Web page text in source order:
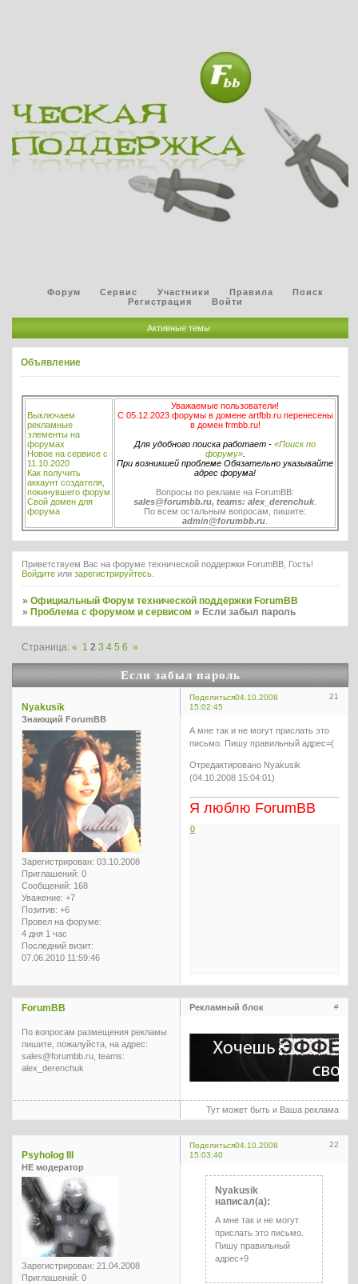
Форум Сервис Участники Правила
Поиск
Регистрация
Войти
Активные темы
Объявление
Выключаем
рекламные
элементы на
форумах
Новое на сервисе с
11.10.2020
Как получить
аккаунт создателя,
покинувшего форум
Свой домен для
форума
Уважаемые пользователи!
С 05.12.2023 форумы в домене artfbb.ru перенесены
в домен frmbb.ru!
Для удобного поиска работает - «Поиск по
форуму».
При возникшей проблеме Обязательно указывайте
адрес форума!
Вопросы по рекламе на ForumBB:
sales@forumbb.ru, teams: alex_derenchuk
По всем остальным вопросам, пишите:
admin@forumbb.ru
Приветствуем Вас на форуме технической поддержки ForumBB, Гость!
Войдите или зарегистрируйтесь
»Официальный Форум технической поддержки ForumBB
»Проблема с форумом и сервисом »Если забыл пароль
Если забыл пароль
Страница:« 1 2 3 4 5 6 »
Поделиться 21
04.10.2008
15:02:45
Nyakusik
Знающий ForumBB
Зарегистрирован: 03.10.2008
Приглашений: 0
Сообщений: 168
Уважение: +7
Позитив: +6
Провел на форуме:
4 дня 1 час
Последний визит:
07.06.2010 11:59:46
А мне так и не могут прислать это
письмо. Пишу правильный адрес=(
Отредактировано Nyakusik
(04.10.2008 15:04:01)
Я люблю ForumBB
0
#
Рекламный блок
ForumBB
По вопросам размещения рекламы
пишите, пожалуйста, на адрес:
sales@forumbb.ru, teams:
alex_derenchuk
Тут может быть и Ваша реклама
Поделиться 22
04.10.2008
15:03:40
Psyholog III
НЕ модератор
Зарегистрирован: 21.04.2008
Приглашений: 0
Nyakusik
написал(а):
А мне так и не могут
прислать это письмо.
Пишу правильный
адрес+9